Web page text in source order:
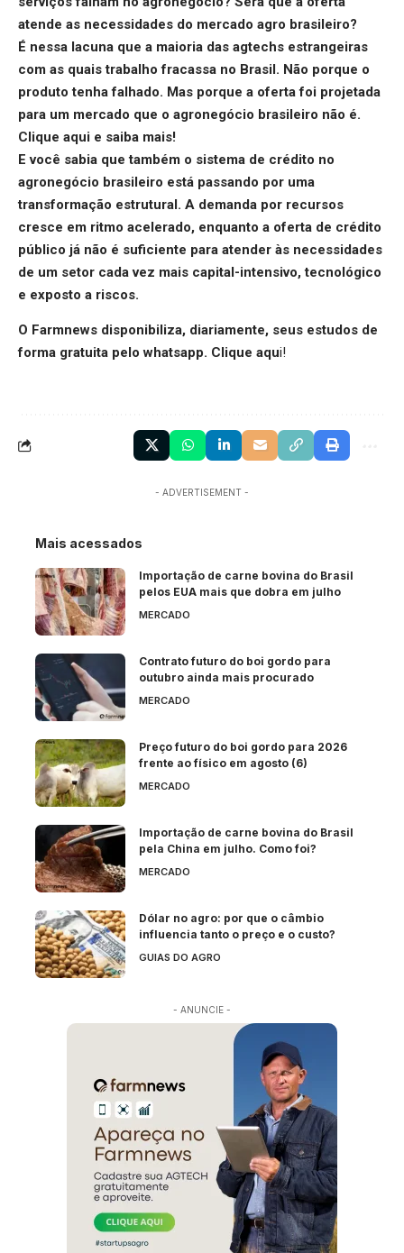
atende as necessidades do mercado agro brasileiro?
É nessa lacuna que a maioria das agtechs estrangeiras
com as quais trabalho fracassa no Brasil. Não porque o
produto tenha falhado. Mas porque a oferta foi projetada
para um mercado que o agronegócio brasileiro não é.
Clique aqui e saiba mais!
E você sabia que também o sistema de crédito no
agronegócio brasileiro está passando por uma
transformação estrutural. A demanda por recursos
cresce em ritmo acelerado, enquanto a oferta de crédito
público já não é suficiente para atender às necessidades
de um setor cada vez mais capital-intensivo, tecnológico
e exposto a riscos.
O Farmnews disponibiliza, diariamente, seus estudos de
forma gratuita pelo whatsapp. Clique aqui!
- ADVERTISEMENT -
Mais acessados
Importação de carne bovina do Brasil
pelos EUA mais que dobra em julho
MERCADO
Contrato futuro do boi gordo para
outubro ainda mais procurado
MERCADO
Preço futuro do boi gordo para 2026
frente ao físico em agosto (6)
MERCADO
Importação de carne bovina do Brasil
pela China em julho. Como foi?
MERCADO
Dólar no agro: por que o câmbio
influencia tanto o preço e o custo?
GUIAS DO AGRO
- ANUNCIE -